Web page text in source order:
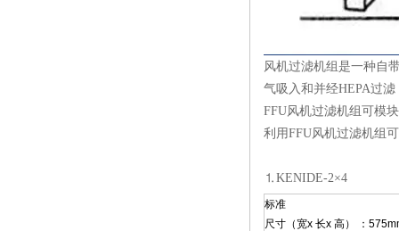
风机过滤机组是一种自
气吸入和并经HEPA过
FFU风机过滤机组可模
利用FFU风机过滤机组
⒈KENIDE-2×4
标准
尺寸（宽x 长x 高） ：